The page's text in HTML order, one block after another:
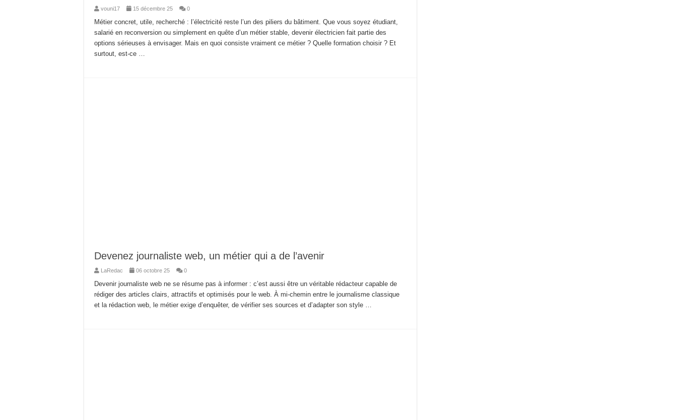
vouni17 15 décembre 25 0
Métier concret, utile, recherché : l’électricité reste l’un des piliers du bâtiment. Que vous soyez étudiant,
salarié en reconversion ou simplement en quête d’un métier stable, devenir électricien fait partie des
options sérieuses à envisager. Mais en quoi consiste vraiment ce métier ? Quelle formation choisir ? Et
surtout, est-ce …
Devenez journaliste web, un métier qui a de l’avenir
LaRedac 06 octobre 25 0
Devenir journaliste web ne se résume pas à informer : c’est aussi être un véritable rédacteur capable de
rédiger des articles clairs, attractifs et optimisés pour le web. À mi-chemin entre le journalisme classique
et la rédaction web, le métier exige d’enquêter, de vérifier ses sources et d’adapter son style …